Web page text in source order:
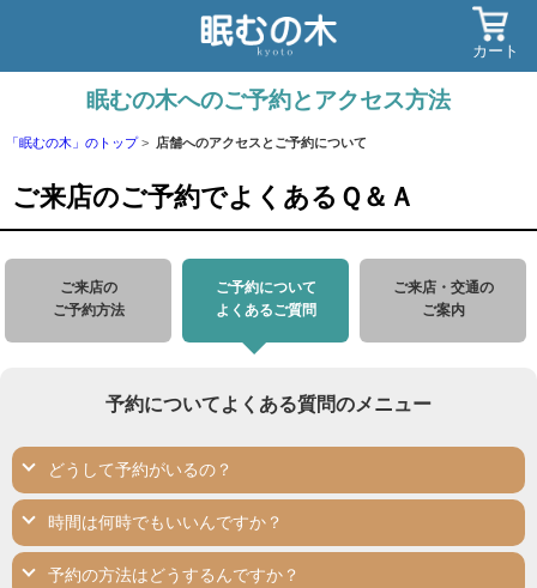
カート
眠むの木へのご予約とアクセス方法
「眠むの木」のトップ 店舗へのアクセスとご予約について
ご来店のご予約でよくあるＱ＆Ａ
ご来店の
ご予約方法
ご予約について
よくあるご質問
ご来店・交通の
ご案内
予約についてよくある質問のメニュー
どうして予約がいるの？
時間は何時でもいいんですか？
予約の方法はどうするんですか？